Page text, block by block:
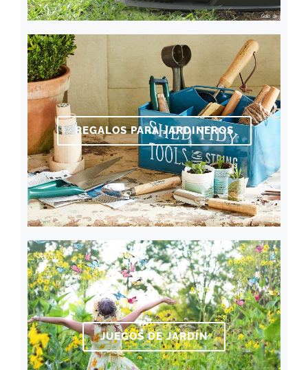
REGALOS PARA JARDINEROS
JUEGOS DE JARDÍN